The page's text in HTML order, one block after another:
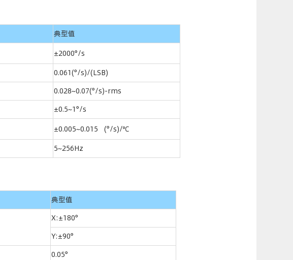
典型值
±2000°/s
0.061(°/s)/(LSB)
0.028~0.07(°/s)-rms
±0.5~1°/s
±0.005~0.015 (°/s)/℃
5~256Hz
典型值
X:±180°
Y:±90°
0.05°